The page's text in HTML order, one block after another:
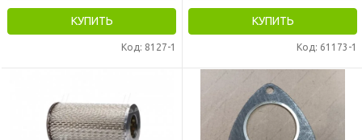
КУПИТЬ
Код: 8127-1
КУПИТЬ
Код: 61173-1